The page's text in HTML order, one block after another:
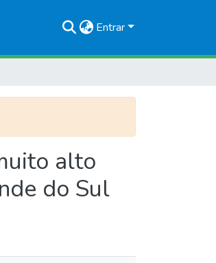
Entrar
alto
do Sul